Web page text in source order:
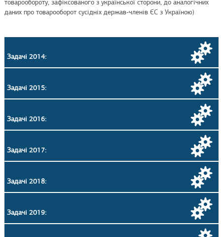
товарообороту, зафіксованого з української сторони, до аналогічних
даних про товарооборот сусідніх держав-членів ЄС з Україною)
Задачі 2014:
Задачі 2015:
Задачі 2016:
Задачі 2017:
Задачі 2018:
Задачі 2019: